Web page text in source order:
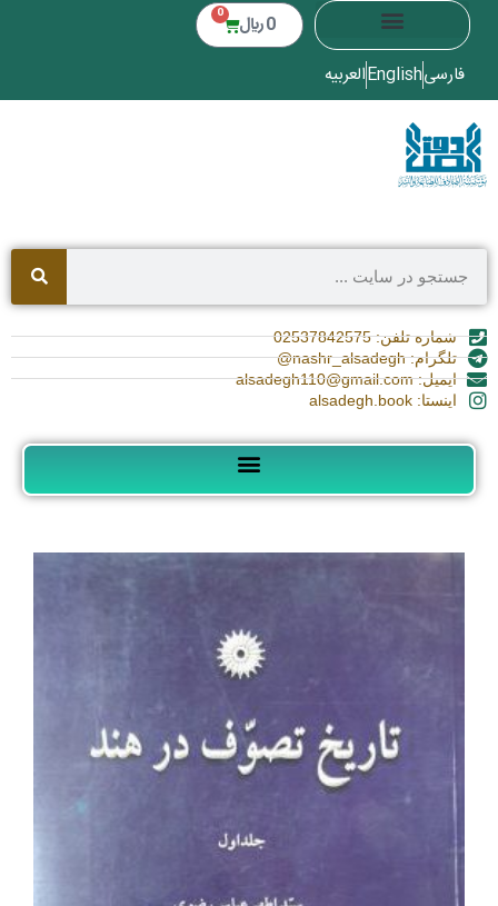
0 ﷼ 0
فارسیEnglishالعربیه
شماره تلفن: 02537842575
تلگرام: nashr_alsadegh@
ایمیل: alsadegh110@gmail.com
اینستا: alsadegh.book